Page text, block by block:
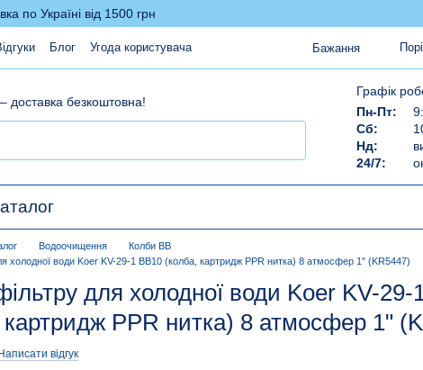
по Україні від 1500 грн
Блог Угода користувача Бажання
доставка безкоштовна!
Графік
Пн-Пт:
Сб:
Нд:
24/7:
Водоочищення
Колби ВВ
холодної води Koer KV-29-1 ВВ10 (колба, картридж PPR нитка) 8 атмосфер 1" (KR5447)
для холодної води Koer KV-
картридж PPR нитка) 8 атмосфер 1"
Написати відгук